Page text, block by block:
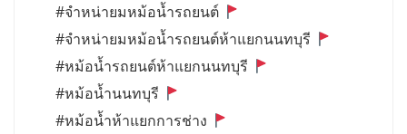
#จำหน่ายมหม้อน้ำรถยนต์
#จำหน่ายมหม้อน้ำรถยนต์ห้าแยกนนทบุรี
#หม้อน้ำรถยนต์ห้าแยกนนทบุรี
#หม้อน้ำนนทบุรี
#หม้อน้ำห้าแยกการช่าง